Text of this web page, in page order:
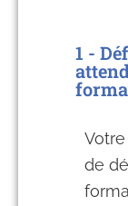
1 -
de